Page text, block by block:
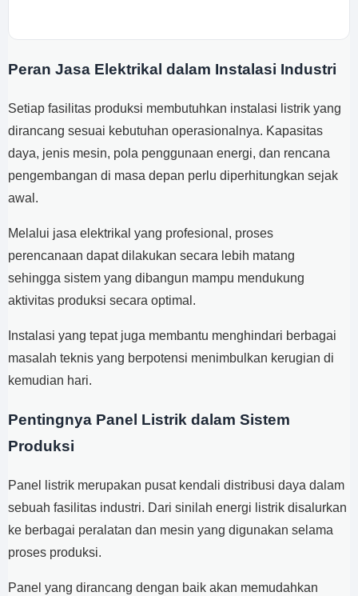
Peran Jasa Elektrikal dalam Instalasi Industri
Setiap fasilitas produksi membutuhkan instalasi listrik yang
dirancang sesuai kebutuhan operasionalnya. Kapasitas
daya, jenis mesin, pola penggunaan energi, dan rencana
pengembangan di masa depan perlu diperhitungkan sejak
awal.
Melalui jasa elektrikal yang profesional, proses
perencanaan dapat dilakukan secara lebih matang
sehingga sistem yang dibangun mampu mendukung
aktivitas produksi secara optimal.
Instalasi yang tepat juga membantu menghindari berbagai
masalah teknis yang berpotensi menimbulkan kerugian di
kemudian hari.
Pentingnya Panel Listrik dalam Sistem
Produksi
Panel listrik merupakan pusat kendali distribusi daya dalam
sebuah fasilitas industri. Dari sinilah energi listrik disalurkan
ke berbagai peralatan dan mesin yang digunakan selama
proses produksi.
Panel yang dirancang dengan baik akan memudahkan